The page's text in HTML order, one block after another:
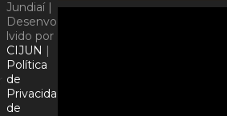
Jundiaí |
Desenvo
lvido por
CIJUN |
Política
de
Privacida
de